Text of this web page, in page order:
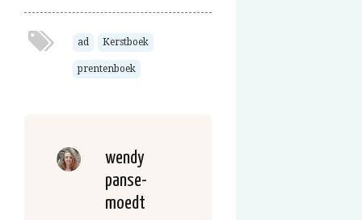
ad Kerstboek
prentenboek
wendy
panse-
moedt